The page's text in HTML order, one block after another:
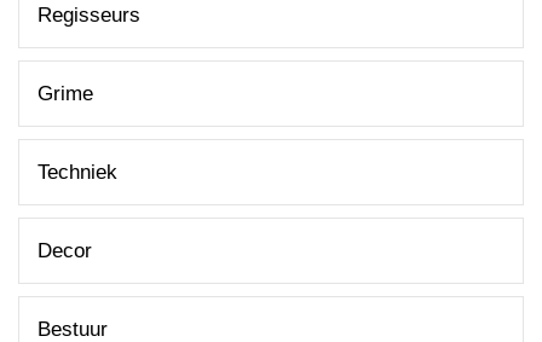
Regisseurs
Grime
Techniek
Decor
Bestuur